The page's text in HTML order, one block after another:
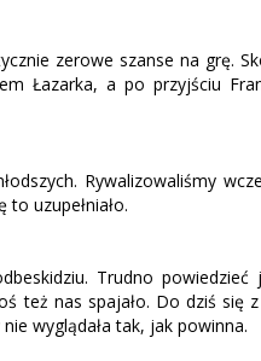
zerowe szanse na grę.
Łazarka, a po przyjściu
Rywalizowaliśmy
uzupełniało.
Trudno powiedzieć
też nas spajało. Do dziś się
wyglądała tak, jak powinna.